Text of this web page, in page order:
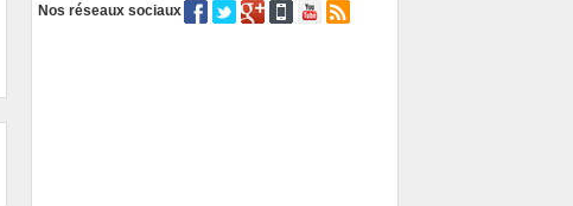
Nos réseaux sociaux